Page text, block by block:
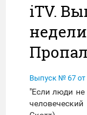
iTV.
Выпуск № 67 от
"Если люди не